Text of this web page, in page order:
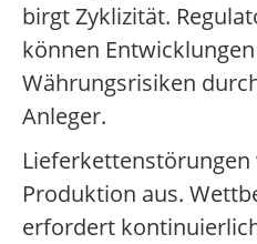
birgt Zyklizität.
können
Währungsrisiken
Anleger.
Produktion aus.
erfordert